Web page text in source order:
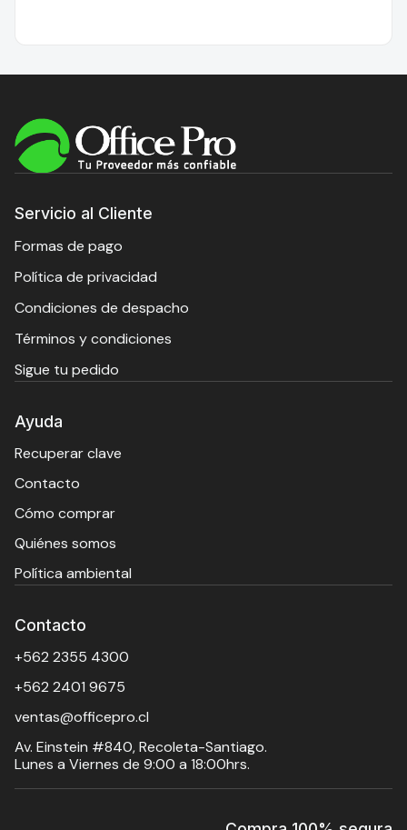
Servicio al Cliente
Formas de pago
Política de privacidad
Condiciones de despacho
Términos y condiciones
Sigue tu pedido
Ayuda
Recuperar clave
Contacto
Cómo comprar
Quiénes somos
Política ambiental
Contacto
+562 2355 4300
+562 2401 9675
ventas@officepro.cl
Av. Einstein #840, Recoleta-Santiago.
Lunes a Viernes de 9:00 a 18:00hrs.